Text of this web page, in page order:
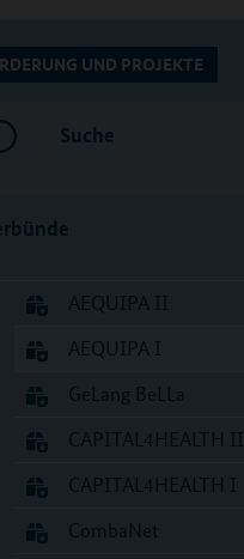
UND PROJEKTE
Suche
AEQUIPA II
AEQUIPA I
GeLang BeLLa
CAPITAL4HEALTH II
CAPITAL4HEALTH I
CombaNet